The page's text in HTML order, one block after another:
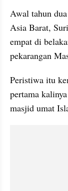
Awal tahun
Asia Barat,
empat di
pekarangan
Peristiwa itu
pertama
masjid umat